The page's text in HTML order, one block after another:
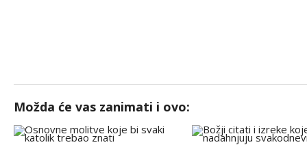
Možda će vas zanimati i ovo: